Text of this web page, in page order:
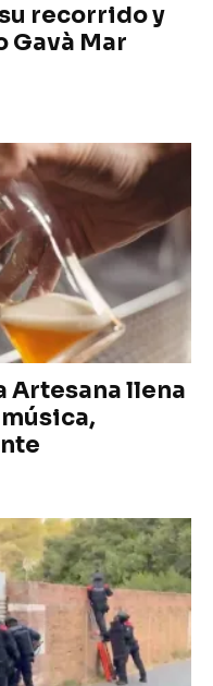
recorrido y
Gavà Mar
Artesana llena